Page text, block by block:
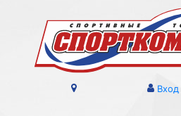
Вход